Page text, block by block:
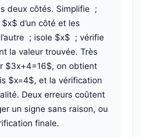
deux côtés. Simplifie ;
d’un côté et les
; isole $x$ ; vérifie
la valeur trouvée. Très
$3x+4=16$, on obtient
$x=4$, et la vérification
Deux erreurs coûtent
un signe sans raison, ou
finale.